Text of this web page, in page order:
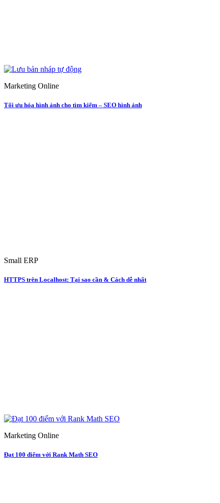
Marketing Online
Tối ưu hóa hình ảnh cho tìm kiếm – SEO hình ảnh
Small ERP
HTTPS trên Localhost: Tại sao cần & Cách dễ nhất
Marketing Online
Đạt 100 điểm với Rank Math SEO